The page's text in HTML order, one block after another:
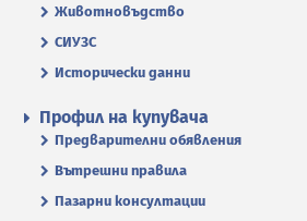
Животновъдство
СИУЗС
Исторически данни
Профил на купувача
Предварителни обявления
Вътрешни правила
Пазарни консултации